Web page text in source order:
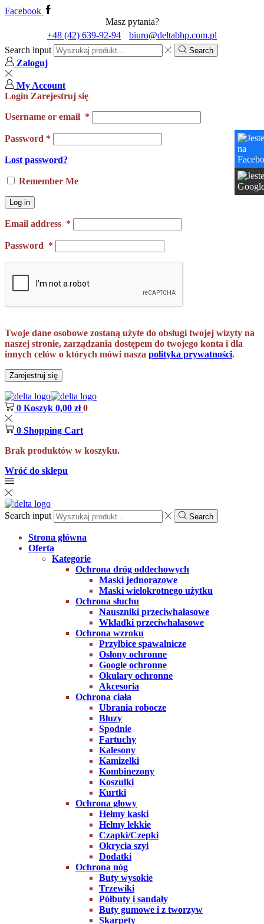
Facebook
Masz pytania?
+48 (42) 639-92-94
biuro@deltabhp.com.pl
Search input
Search
Zaloguj
My Account
Login Zarejestruj się
Username or email *
Password *
Lost password?
Remember Me
Log in
Email address *
Password *
Twoje dane osobowe zostaną użyte do obsługi twojej wizyty na
naszej stronie, zarządzania dostępem do twojego konta i dla
innych celów o których mówi nasza polityka prywatności.
Zarejestruj się
0 Koszyk 0,00 zł 0
0 Shopping Cart
Brak produktów w koszyku.
Wróć do sklepu
Search input Search
Strona główna
Oferta
Kategorie
Ochrona dróg oddechowych
Maski jednorazowe
Maski wielokrotnego użytku
Ochrona słuchu
Nauszniki przeciwhałasowe
Wkładki przeciwhałasowe
Ochrona wzroku
Przyłbice spawalnicze
Osłony ochronne
Google ochronne
Okulary ochronne
Akcesoria
Ochrona ciała
Ubrania robocze
Bluzy
Spodnie
Fartuchy
Kalesony
Kamizelki
Kombinezony
Koszulki
Kurtki
Ochrona głowy
Hełmy kaski
Hełmy lekkie
Czapki/Czepki
Okrycia szyi
Dodatki
Ochrona nóg
Buty wysokie
Trzewiki
Półbuty i sandały
Buty gumowe i z tworzyw
Skarpety